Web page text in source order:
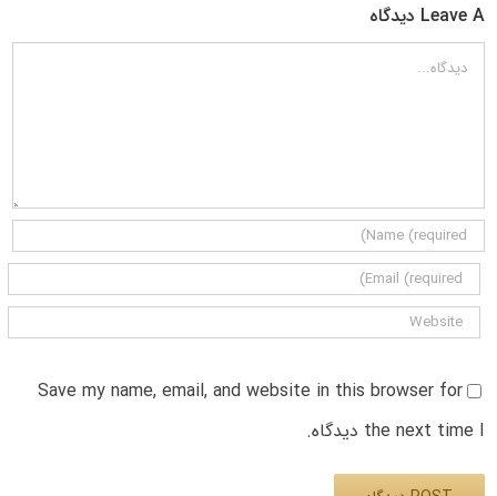
Leave A دیدگاه
دیدگاه
Save my name, email, and website in this browser for
the next time I دیدگاه.